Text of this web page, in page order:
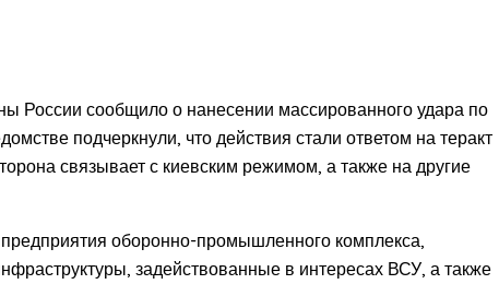
России сообщило о нанесении массированного удара по
подчеркнули, что действия стали ответом на теракт
связывает с киевским режимом, а также на другие
оборонно-промышленного комплекса,
задействованные в интересах ВСУ, а также